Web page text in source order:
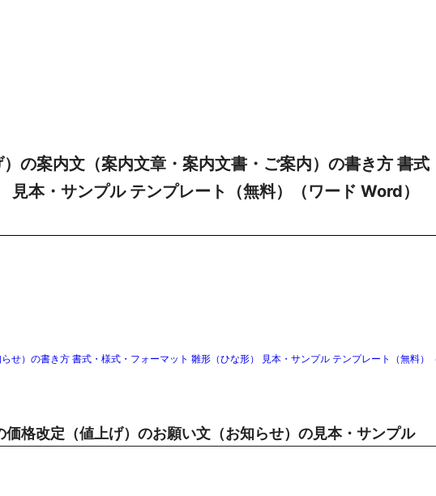
の案内文（案内文章・案内文書・ご案内）の書き方 書式
見本・サンプル テンプレート（無料）（ワード Word）
せ）の書き方 書式・様式・フォーマット 雛形（ひな形） 見本・サンプル テンプレート（無料）
格改定（値上げ）のお願い文（お知らせ）の見本・サンプル